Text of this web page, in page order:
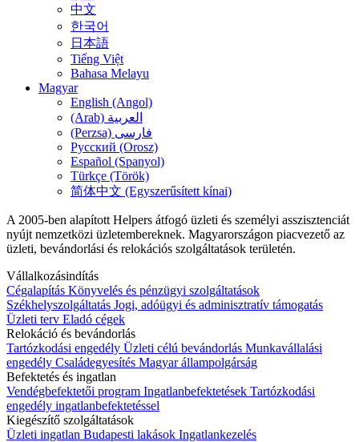
中文
한국어
日本語
Tiếng Việt
Bahasa Melayu
Magyar
English (Angol)
(Arab) العربية
(Perzsa) فارسی
Русский (Orosz)
Español (Spanyol)
Türkçe (Török)
简体中文 (Egyszerűsített kínai)
A 2005-ben alapított Helpers átfogó üzleti és személyi asszisztenciát
nyújt nemzetközi üzletembereknek. Magyarországon piacvezető az
üzleti, bevándorlási és relokációs szolgáltatások területén.
Vállalkozásindítás
Cégalapítás Könyvelés és pénzügyi szolgáltatások
Székhelyszolgáltatás Jogi, adóügyi és adminisztratív támogatás
Üzleti terv Eladó cégek
Relokáció és bevándorlás
Tartózkodási engedély Üzleti célú bevándorlás Munkavállalási
engedély Családegyesítés Magyar állampolgárság
Befektetés és ingatlan
Vendégbefektetői program Ingatlanbefektetések Tartózkodási
engedély ingatlanbefektetéssel
Kiegészítő szolgáltatások
Üzleti ingatlan Budapesti lakások Ingatlankezelés